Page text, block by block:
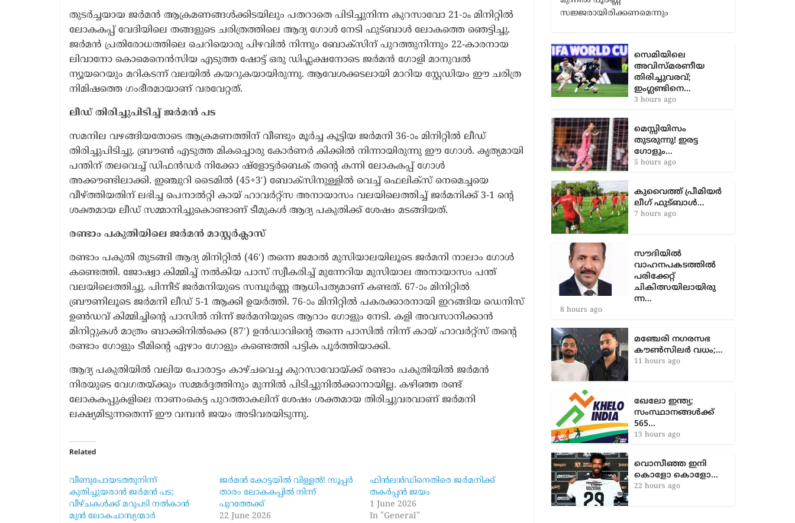
തുടർച്ചയായ ജർമൻ ആക്രമണങ്ങൾക്കിടയിലും പതറാതെ പിടിച്ചുനിന്ന കുറസാവോ 21-ാം മിനിറ്റിൽ
ലോകകപ്പ് വേദിയിലെ തങ്ങളുടെ ചരിത്രത്തിലെ ആദ്യ ഗോൾ നേടി ഫുട്ബാൾ ലോകത്തെ ഞെട്ടിച്ചു.
ജർമൻ പ്രതിരോധത്തിലെ ചെറിയൊരു പിഴവിൽ നിന്നും ബോക്സിന് പുറത്തുനിന്നും 22-കാരനായ
ലിവാനോ കൊമെനെൻസിയ എടുത്ത ഷോട്ട് ഒരു ഡിഫ്ലക്ഷനോടെ ജർമൻ ഗോളി മാനുവൽ
ന്യൂയറെയും മറികടന്ന് വലയിൽ കയറുകയായിരുന്നു. ആവേശക്കടലായി മാറിയ സ്റ്റേഡിയം ഈ ചരിത്ര
നിമിഷത്തെ ഗംഭീരമായാണ് വരവേറ്റത്.
ലീഡ് തിരിച്ചുപിടിച്ച് ജർമൻ പട
സമനില വഴങ്ങിയതോടെ ആക്രമണത്തിന് വീണ്ടും മൂർച്ച കൂട്ടിയ ജർമനി 36-ാം മിനിറ്റിൽ ലീഡ്
തിരിച്ചുപിടിച്ചു. ബ്രൗൺ എടുത്ത മികച്ചൊരു കോർണർ കിക്കിൽ നിന്നായിരുന്നു ഈ ഗോൾ. കൃത്യമായി
പന്തിന് തലവെച്ച് ഡിഫൻഡർ നിക്കോ ഷ്ളോട്ടർബെക് തന്റെ കന്നി ലോകകപ്പ് ഗോൾ
അക്കൗണ്ടിലാക്കി. ഇഞ്ചുറി ടൈമിൽ (45+3′) ബോക്സിനുള്ളിൽ വെച്ച് ഫെലിക്സ് നെമെച്ചയെ
വീഴ്ത്തിയതിന് ലഭിച്ച പെനാൽറ്റി കായ് ഹാവർറ്റ്‌സ അനായാസം വലയിലെത്തിച്ച് ജർമനിക്ക് 3-1 ന്റെ
ശക്തമായ ലീഡ് സമ്മാനിച്ചുകൊണ്ടാണ് ടീമുകൾ ആദ്യ പകുതിക്ക് ശേഷം മടങ്ങിയത്.
രണ്ടാം പകുതിയിലെ ജർമൻ മാസ്റ്റർക്ലാസ്
രണ്ടാം പകുതി തുടങ്ങി ആദ്യ മിനിറ്റിൽ (46′) തന്നെ ജമാൽ മുസിയാലയിലൂടെ ജർമനി നാലാം ഗോൾ
കണ്ടെത്തി. ജോഷ്വാ കിമ്മിച്ച് നൽകിയ പാസ് സ്വീകരിച്ച് മുന്നേറിയ മുസിയാല അനായാസം പന്ത്
വലയിലെത്തിച്ചു. പിന്നീട് ജർമനിയുടെ സമ്പൂർണ്ണ ആധിപത്യമാണ് കണ്ടത്. 67-ാം മിനിറ്റിൽ
ബ്രൗണിലൂടെ ജർമനി ലീഡ് 5-1 ആക്കി ഉയർത്തി. 76-ാം മിനിറ്റിൽ പകരക്കാരനായി ഇറങ്ങിയ ഡെനിസ്
ഉൺഡവ് കിമ്മിച്ചിന്റെ പാസിൽ നിന്ന് ജർമനിയുടെ ആറാം ഗോളും നേടി. കളി അവസാനിക്കാൻ
മിനിറ്റുകൾ മാത്രം ബാക്കിനിൽക്കെ (87′) ഉൻഡാവിന്റെ തന്നെ പാസിൽ നിന്ന് കായ് ഹാവർറ്റ്‌സ് തന്റെ
രണ്ടാം ഗോളും ടീമിന്റെ ഏഴാം ഗോളും കണ്ടെത്തി പട്ടിക പൂർത്തിയാക്കി.
ആദ്യ പകുതിയിൽ വലിയ പോരാട്ടം കാഴ്ചവെച്ച കുറസാവോയ്ക്ക് രണ്ടാം പകുതിയിൽ ജർമൻ
നിരയുടെ വേഗതയ്ക്കും സമ്മർദ്ദത്തിനും മുന്നിൽ പിടിച്ചുനിൽക്കാനായില്ല. കഴിഞ്ഞ രണ്ട്
ലോകകപ്പുകളിലെ നാണംകെട്ട പുറത്താകലിന് ശേഷം ശക്തമായ തിരിച്ചുവരവാണ് ജർമനി
ലക്ഷ്യമിടുന്നതെന്ന് ഈ വമ്പൻ ജയം അടിവരയിടുന്നു.
Related
വീണുപോയടത്തുനിന്ന്
കുതിച്ചുയരാൻ ജർമൻ പട;
വീഴ്ചകൾക്ക് മറുപടി നൽകാൻ
മുൻ ലോകചാമ്പ്യന്മാർ
ജർമൻ കോട്ടയിൽ വിള്ളൽ! സൂപ്പർ
താരം ലോകകപ്പിൽ നിന്ന്
പുറത്തേക്ക്
22 June 2026
ഫിൻലൻഡിനെതിരെ ജർമനിക്ക്
തകർപ്പൻ ജയം
1 June 2026
In "General"
പരിശീലനത്തിൽ ഒരു വിട്ടുവീഴ്ചയ്ക്കും
തയ്യാറാകരുതെന്നും വെല്ലുവിളികൾക്ക്
സജ്ജരായിരിക്കണമെന്നും
സെമിയിലെ
അവിസ്മരണീയ
3 hours ago
മെസ്സിയിസം
5 hours ago
സൗദിയിൽ
വാഹനപകടത്തില്‍
8 hours ago
ഖേലോ ഇന്ത്യ;
13 hours ago